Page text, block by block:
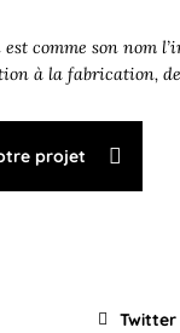
comme son nom
à la fabrication,
projet
Twitter